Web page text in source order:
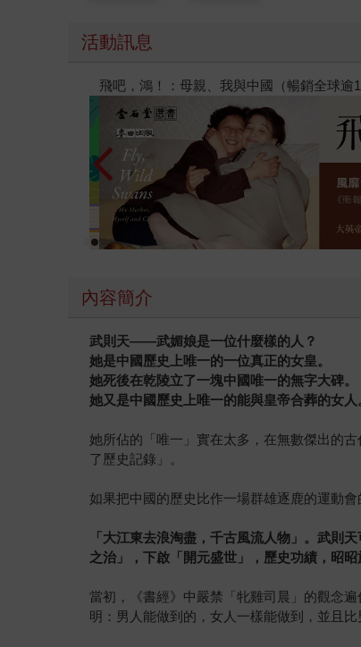
活動訊息
飛吧，鴻！：母親、我與中國（暢銷全球逾
內容簡介
武則天——武媚娘是一位什麼樣的人？
她是中國歷史上唯一的一位真正的女皇。
她死後在乾陵立了一塊中國唯一的無字大碑。
她又是中國歷史上唯一的能與皇帝合葬的女人
她所佔的「唯一」實在太多，在無數傑出的
了歷史記錄」。
如果把中國的歷史比作一場群雄逐鹿的運動
「大江東去浪淘盡，千古風流人物」。武則
之治」，下啟「開元盛世」，歷史功績，昭昭
當初，《書經》中嚴禁「牝雞司晨」的觀念
明：男人能做到的，女人一樣能做到，並且比